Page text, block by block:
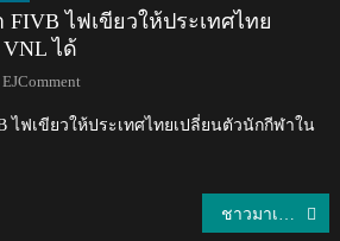
ไฟเขียวให้ประเทศไทย
ได้
Author
EJComment
ไฟเขียวให้ประเทศไทยเปลี่ยนตัวนักกีฬาใน